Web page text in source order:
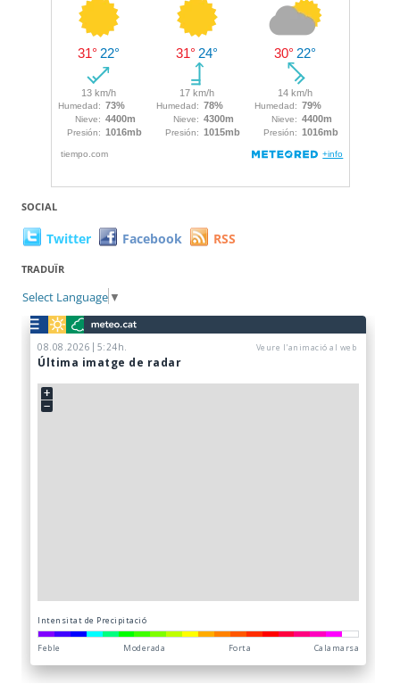
SOCIAL
Twitter Facebook RSS
TRADUÏR
Select Language ▼